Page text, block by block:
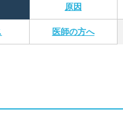
原因
医師の方へ